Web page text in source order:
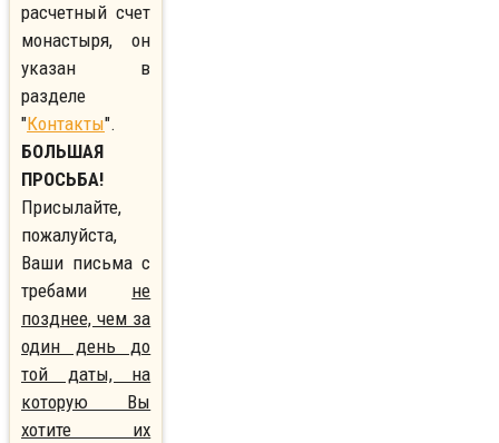
расчетный счет
монастыря, он
указан в
разделе
"Контакты".
БОЛЬШАЯ
ПРОСЬБА!
Присылайте,
пожалуйста,
Ваши письма с
требами не
позднее, чем за
один день до
той даты, на
которую Вы
хотите их